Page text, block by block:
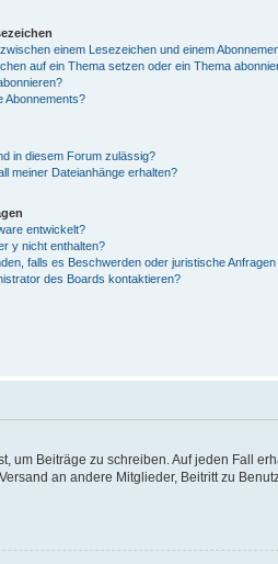
einem Lesezeichen und einem
auf ein Thema setzen oder ein Thema
Abonnements?
in diesem Forum zulässig?
meiner Dateianhänge erhalten?
entwickelt?
y nicht enthalten?
falls es Beschwerden oder juristische
des Boards kontaktieren?
Beiträge zu schreiben. Auf jeden Fall
an andere Mitglieder, Beitritt zu